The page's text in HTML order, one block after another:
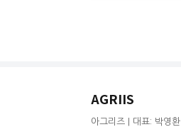
AGRIIS
아그리즈 | 대표: 박영환